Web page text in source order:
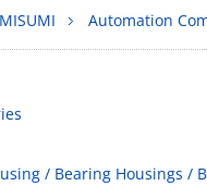
Automation
/ Bearing Housings /